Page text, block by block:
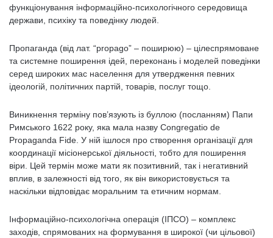
функціонування інформаційно-психологічного середовища
держави, психіку та поведінку людей.
Пропаганда (від лат. “propago” – поширюю) – цілеспрямоване
та системне поширення ідей, переконань і моделей поведінки
серед широких мас населення для утвердження певних
ідеологій, політичних партій, товарів, послуг тощо.
Виникнення терміну пов’язують із буллою (посланням) Папи
Римського 1622 року, яка мала назву Congregatio de
Propaganda Fide. У ній ішлося про створення організації для
координації місіонерської діяльності, тобто для поширення
віри. Цей термін може мати як позитивний, так і негативний
вплив, в залежності від того, як він використовується та
наскільки відповідає моральним та етичним нормам.
Інформаційно-психологічна операція (ІПСО) – комплекс
заходів, спрямованих на формування в широкої (чи цільової)